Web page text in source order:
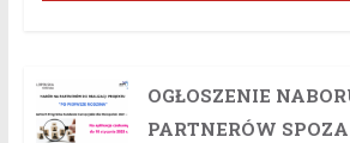
OGŁOSZENIE
PARTNERÓW